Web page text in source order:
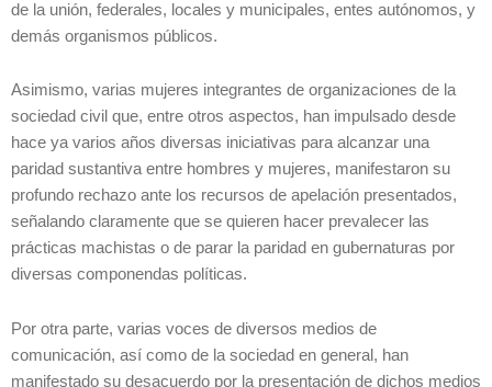
de la unión, federales, locales y municipales, entes autónomos, y
demás organismos públicos.
Asimismo, varias mujeres integrantes de organizaciones de la
sociedad civil que, entre otros aspectos, han impulsado desde
hace ya varios años diversas iniciativas para alcanzar una
paridad sustantiva entre hombres y mujeres, manifestaron su
profundo rechazo ante los recursos de apelación presentados,
señalando claramente que se quieren hacer prevalecer las
prácticas machistas o de parar la paridad en gubernaturas por
diversas componendas políticas.
Por otra parte, varias voces de diversos medios de
comunicación, así como de la sociedad en general, han
manifestado su desacuerdo por la presentación de dichos medios